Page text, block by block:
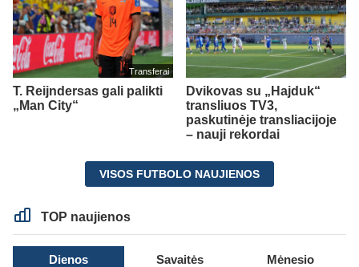
Transferai
T. Reijndersas gali palikti
„Man City“
Dvikovas su „Hajduk“
transliuos TV3,
paskutinėje transliacijoje
– nauji rekordai
VISOS FUTBOLO NAUJIENOS
TOP naujienos
Dienos Savaitės Mėnesio